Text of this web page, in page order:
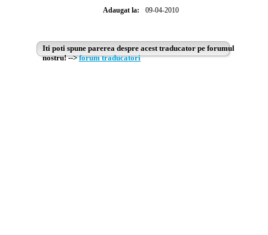
Adaugat la:
09-04-2010
Iti poti spune parerea despre acest traducator pe forumul
nostru! -->forum traducatori